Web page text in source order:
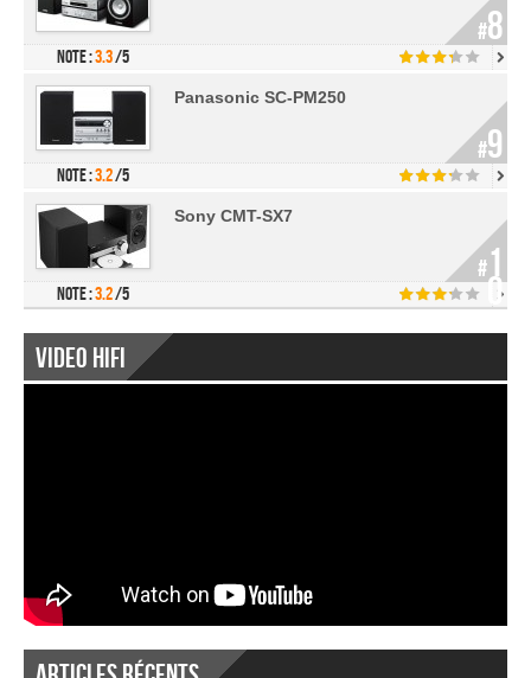
Note :3.3/5
#8
Panasonic SC-PM250
Note :3.2/5
#9
Sony CMT-SX7
Note :3.2/5
#1
0
Video Hifi